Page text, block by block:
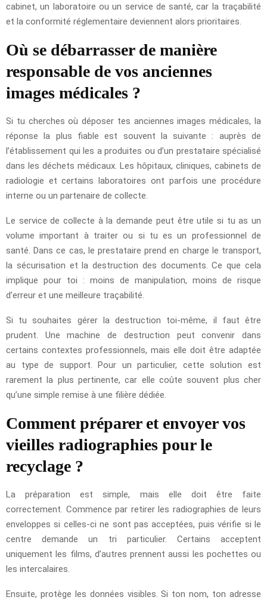
cabinet, un laboratoire ou un service de santé, car la traçabilité
et la conformité réglementaire deviennent alors prioritaires.
Où se débarrasser de manière
responsable de vos anciennes
images médicales ?
Si tu cherches où déposer tes anciennes images médicales, la
réponse la plus fiable est souvent la suivante : auprès de
l’établissement qui les a produites ou d’un prestataire spécialisé
dans les déchets médicaux. Les hôpitaux, cliniques, cabinets de
radiologie et certains laboratoires ont parfois une procédure
interne ou un partenaire de collecte.
Le service de collecte à la demande peut être utile si tu as un
volume important à traiter ou si tu es un professionnel de
santé. Dans ce cas, le prestataire prend en charge le transport,
la sécurisation et la destruction des documents. Ce que cela
implique pour toi : moins de manipulation, moins de risque
d’erreur et une meilleure traçabilité.
Si tu souhaites gérer la destruction toi-même, il faut être
prudent. Une machine de destruction peut convenir dans
certains contextes professionnels, mais elle doit être adaptée
au type de support. Pour un particulier, cette solution est
rarement la plus pertinente, car elle coûte souvent plus cher
qu’une simple remise à une filière dédiée.
Comment préparer et envoyer vos
vieilles radiographies pour le
recyclage ?
La préparation est simple, mais elle doit être faite
correctement. Commence par retirer les radiographies de leurs
enveloppes si celles-ci ne sont pas acceptées, puis vérifie si le
centre demande un tri particulier. Certains acceptent
uniquement les films, d’autres prennent aussi les pochettes ou
les intercalaires.
Ensuite, protège les données visibles. Si ton nom, ton adresse